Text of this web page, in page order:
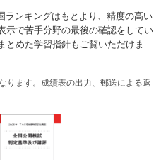
ランキングはもとより、精度の高い
示で苦手分野の最後の確認をしてい
とめた学習指針もご覧いただけま
ります。成績表の出力、郵送による返